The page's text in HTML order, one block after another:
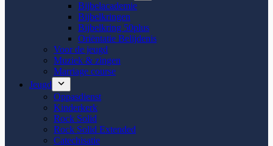
Bijbelacademie
Bijbelkringen
Bijbelkring 50plus
Oriëntatie Belijdenis
Voor de jeugd
Muziek & zingen
Marriage course
Jeugd
Oppasdienst
Kinderkerk
Rock Solid
Rock Solid Extended
Catechisatie